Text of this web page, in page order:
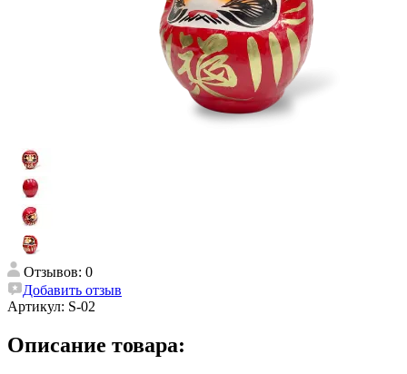
Отзывов: 0
Добавить отзыв
Артикул: S-02
Описание товара: